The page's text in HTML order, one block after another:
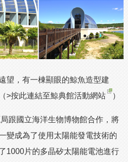
望，有一棟顯眼的鯨魚造型建
>按此連結至鯨典館活動網站 ）
跟國立海洋生物博物館合作，將
變成為了使用太陽能發電技術的
1000片的多晶矽太陽能電池進行